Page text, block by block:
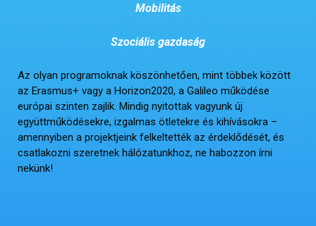
Mobilitás
Szociális gazdaság
Az olyan programoknak köszönhetően, mint többek között
az Erasmus+ vagy a Horizon2020, a Galileo működése
európai szinten zajlik. Mindig nyitottak vagyunk új
együttműködésekre, izgalmas ötletekre és kihívásokra –
amennyiben a projektjeink felkeltették az érdeklődését, és
csatlakozni szeretnek hálózatunkhoz, ne habozzon írni
nekünk!